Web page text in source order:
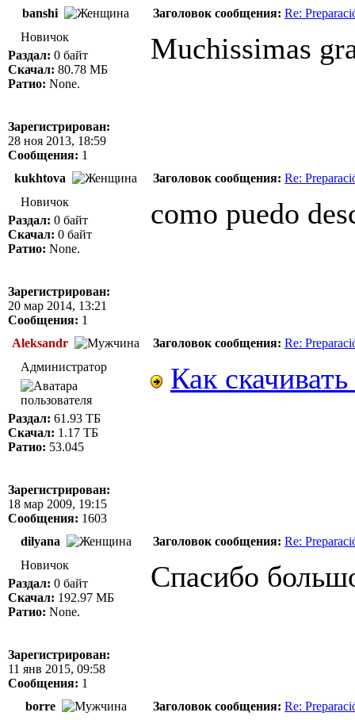
banshi Заголовок сообщения: Re:
Новичок
Раздал: 0 байт
Скачал: 80.78 МБ
Ратио: None.
Зарегистрирован:
28 ноя 2013, 18:59
Сообщения: 1
Muchissimas
kukhtova Заголовок сообщения: Re:
Новичок
Раздал: 0 байт
Скачал: 0 байт
Ратио: None.
Зарегистрирован:
20 мар 2014, 13:21
Сообщения: 1
como puedo
Aleksandr Заголовок сообщения: Re:
Администратор
Раздал: 61.93 ТБ
Скачал: 1.17 ТБ
Ратио: 53.045
Зарегистрирован:
18 мар 2009, 19:15
Сообщения: 1603
Как
dilyana Заголовок сообщения: Re:
Новичок
Раздал: 0 байт
Скачал: 192.97 МБ
Ратио: None.
Зарегистрирован:
11 янв 2015, 09:58
Сообщения: 1
Спасибо
borre Заголовок сообщения: Re: